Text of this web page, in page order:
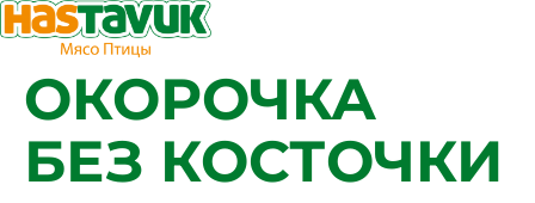
ОКОРОЧКА
БЕЗ КОСТОЧКИ